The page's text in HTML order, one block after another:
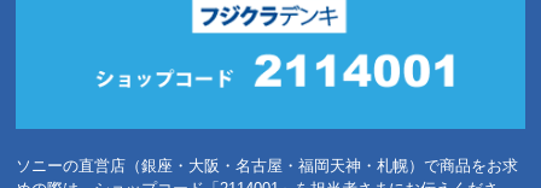
ソニーの直営店（銀座・大阪・名古屋・福岡天神・札幌）で商品をお求